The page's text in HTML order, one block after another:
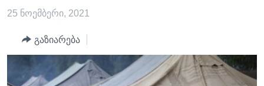
ᲛᲡᲝᲤᲚᲘᲝ
ᲕᲘᲓᲔᲝᲔᲑᲘ
ᲒᲐᲓᲐᲪᲔᲛᲔᲑᲘ
ᲕᲐᲨᲘᲜᲒᲢᲝᲜᲘ ᲓᲦᲔᲡ
ᲡᲮᲕᲐ ᲡᲘᲐᲮᲚᲔᲔᲑᲘ
25 ნოემბერი, 2021
გაზიარება